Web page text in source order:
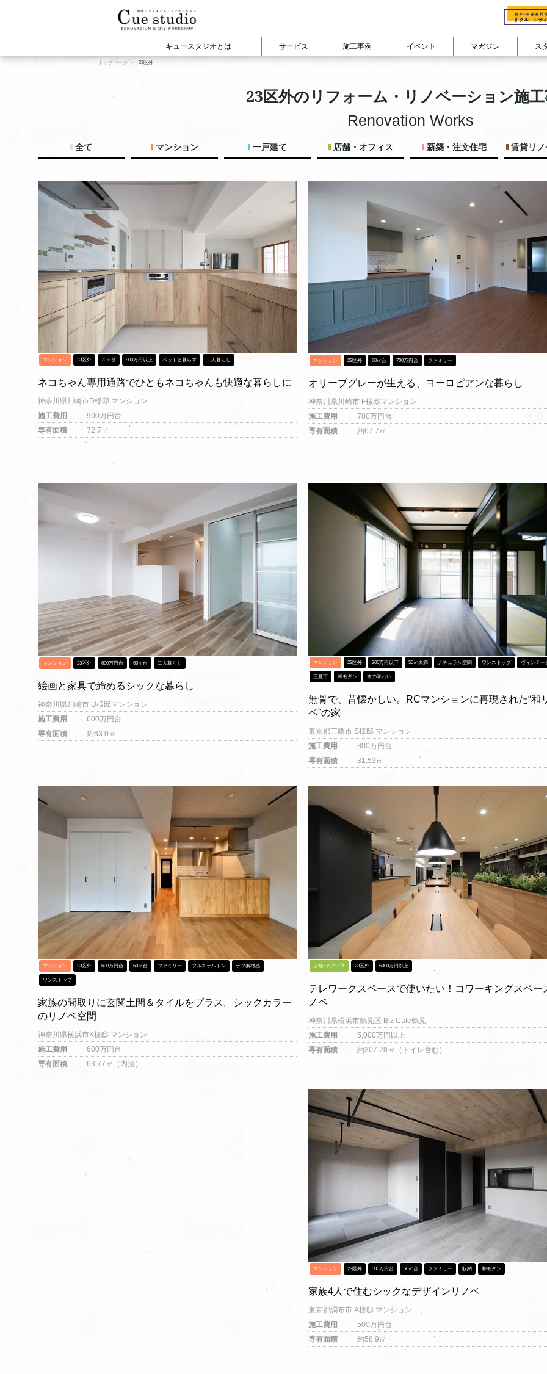
キュースタジオとは
よくあるご質問 FAQ
サービス
リノベーション
その他のサービス
施工事例
View All
マンションリノベーション
新築・注文住宅
賃貸リノベーション
300万円以下
400万円台
500万円台
600万円台
700万円台
50㎡未満
50㎡台
60㎡台
70㎡台
80㎡台
ひとり暮らし
イベント マガジン
リノベーションインタビュー
住まいコラム
イベントレポート
対談インタビュー『
東京道中膝栗毛
シェアハウス日記
ス
cuestudioの会社概要
company
会社概要
トップページ 23区外
23区外のリフォーム・リノベーション施
Renovation Works
全て マンション 一戸建て 店舗・オフィス 新築・注文住宅 賃貸リ
マンション 23区外 70㎡台 800万円以上 ペットと暮らす 二人暮らし
ネコちゃん専用通路でひともネコちゃんも快適な暮らしに
神奈川県川崎市D様邸 マンション
施工費用
900万円台
専有面積
72.7㎡
マンション 23区外 60㎡台 700万円台 ファミリー
オリーブグレーが生える、ヨーロピアンな暮らし
神奈川県川崎市 F様邸マンション
施工費用
700万円台
専有面積
約67.7㎡
マンション 23区外 600万円台 60㎡台 二人暮らし
絵画と家具で締めるシックな暮らし
神奈川県川崎市 U様邸マンション
施工費用
600万円台
専有面積
約63.0㎡
マンション 23区外 300万円以下 50㎡未満 ナチュラル空間 ワンストップ ヴィンテー
三鷹市 和モダン 木の味わい
無骨で、昔懐かしい。RCマンションに再現された“和
ベ”の家
東京都三鷹市 S様邸 マンション
施工費用
300万円台
専有面積
31.53㎡
マンション 23区外 600万円台 60㎡台 ファミリー フルスケルトン ラフ素材感
ワンストップ
家族の間取りに玄関土間＆タイルをプラス。シックカラー
のリノベ空間
神奈川県横浜市K様邸 マンション
施工費用
600万円台
専有面積
63.77㎡（内法）
店舗･オフィス 23区外 5000万円以上
テレワークスペースで使いたい！コワーキングスペー
ノベ
神奈川県横浜市鶴見区 Biz Cafe鶴見
施工費用
5,000万円以上
専有面積
約307.28㎡（トイレ含む）
マンション 23区外 500万円台 50㎡台 ファミリー 収納 和モダン
家族4人で住むシックなデザインリノベ
東京都調布市 A様邸 マンション
施工費用
500万円台
専有面積
約58.9㎡